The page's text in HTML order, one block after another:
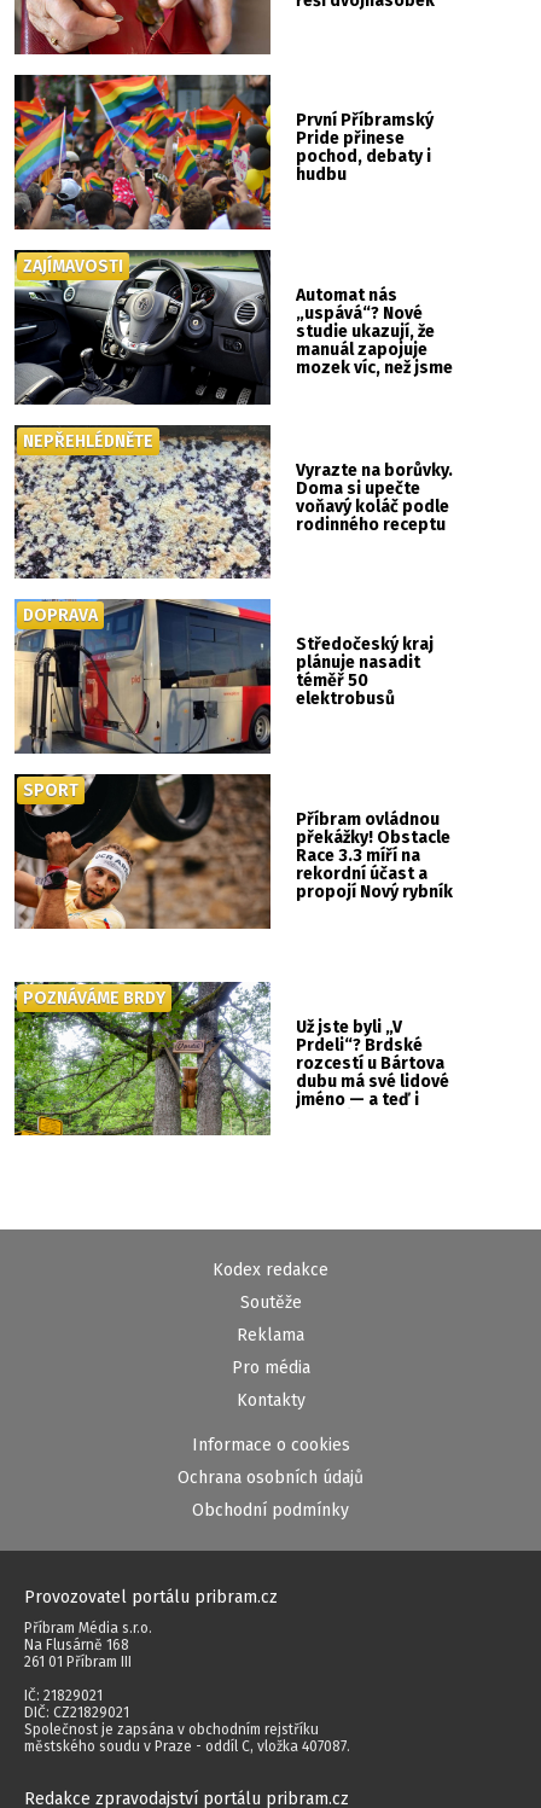
První Příbramský
Pride přinese
pochod, debaty i
hudbu
Automat nás
„uspává“? Nové
studie ukazují, že
manuál zapojuje
mozek víc, než jsme
ZAJÍMAVOSTI
Vyrazte na borůvky.
Doma si upečte
voňavý koláč podle
rodinného receptu
NEPŘEHLÉDNĚTE
Středočeský kraj
plánuje nasadit
téměř 50
elektrobusů
DOPRAVA
Příbram ovládnou
překážky! Obstacle
Race 3.3 míří na
rekordní účast a
propojí Nový rybník
SPORT
Už jste byli „V
Prdeli“? Brdské
rozcestí u Bártova
dubu má své lidové
jméno — a teď i
POZNÁVÁME BRDY
Kodex redakce
Soutěže
Reklama
Pro média
Kontakty
Informace o cookies
Ochrana osobních údajů
Obchodní podmínky
Provozovatel portálu pribram.cz
Příbram Média s.r.o.
Na Flusárně 168
261 01 Příbram III
IČ: 21829021
DIČ: CZ21829021
Společnost je zapsána v obchodním rejstříku
městského soudu v Praze - oddíl C, vložka 407087.
Redakce zpravodajství portálu pribram.cz